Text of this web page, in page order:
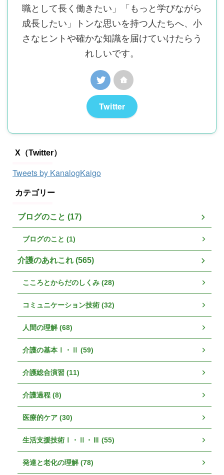
職として長く働きたい」「もっと学びながら
成長したい」トンな思いを持つ人たちへ、小
さなヒントや確かな知識を届けていけたらう
れしいです。
Twitter
X（Twitter）
Tweets by KanalogKaigo
カテゴリー
ブログのこと (17)
ブログのこと (1)
介護のあれこれ (565)
こころとからだのしくみ (28)
コミュニケーション技術 (32)
人間の理解 (68)
介護の基本Ⅰ・Ⅱ (59)
介護総合演習 (11)
介護過程 (8)
医療的ケア (30)
生活支援技術Ⅰ・Ⅱ・Ⅲ (55)
発達と老化の理解 (78)